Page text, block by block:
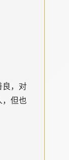
良，对
但也